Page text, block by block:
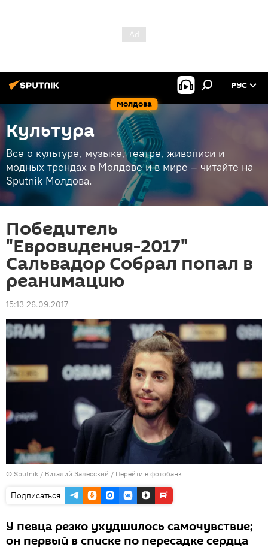
Молдова
РУС
Культура
Все о культуре, музыке, театре, живописи и
модных трендах в Молдове и в мире – читайте на
Sputnik Молдова.
Победитель
"Евровидения-2017"
Сальвадор Собрал попал в
реанимацию
15:13 26.09.2017
© Sputnik / Виталий Залесский / Перейти в фотобанк
Подписаться
У певца резко ухудшилось самочувствие;
он первый в списке по пересадке сердца